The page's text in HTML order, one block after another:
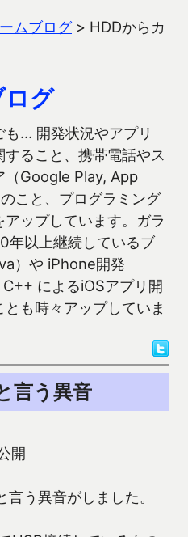
ムブログ> HDDからカ
グ
… 開発状況やアプリ
すること、携帯電話やス
（Google Play, App
こと、プログラミング
ップしています。ガラ
年以上継続しているブ
）や iPhone開発
によるiOSアプリ開
も時々アップしていま
言う異音
開
う異音がしました。